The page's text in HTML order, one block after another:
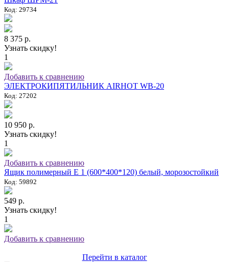
Код: 29734
8 375 р.
Узнать скидку!
1
Добавить к сравнению
ЭЛЕКТРОКИПЯТИЛЬНИК AIRHOT WB-20
Код: 27202
10 950 р.
Узнать скидку!
1
Добавить к сравнению
Ящик полимерный E 1 (600*400*120) белый, морозостойкий
Код: 59892
549 р.
Узнать скидку!
1
Добавить к сравнению
Перейти в каталог